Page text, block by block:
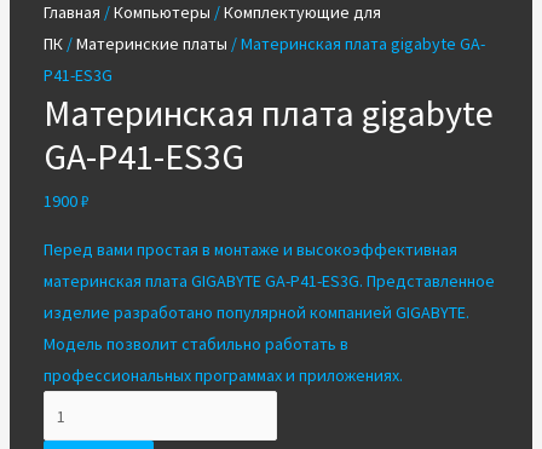
Главная /Компьютеры /Комплектующие для
ПК/Материнские платы / Материнская плата gigabyte GA-
P41-ES3G
Материнская плата gigabyte
GA-P41-ES3G
1900₽
Перед вами простая в монтаже и высокоэффективная
материнская плата GIGABYTE GA-P41-ES3G. Представленное
изделие разработано популярной компанией GIGABYTE.
Модель позволит стабильно работать в
профессиональных программах и приложениях.
Материнская